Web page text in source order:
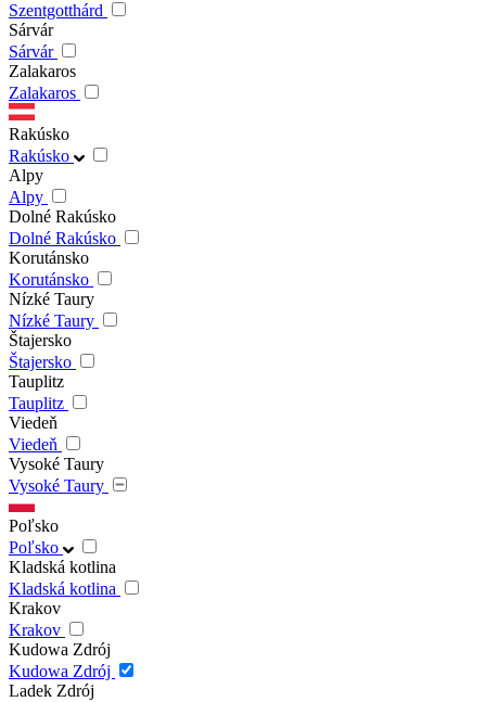
Szentgotthárd
Sárvár
Sárvár
Zalakaros
Zalakaros
Rakúsko
Rakúsko
Alpy
Alpy
Dolné Rakúsko
Dolné Rakúsko
Korutánsko
Korutánsko
Nízké Taury
Nízké Taury
Štajersko
Štajersko
Tauplitz
Tauplitz
Viedeň
Viedeň
Vysoké Taury
Vysoké Taury
Poľsko
Poľsko
Kladská kotlina
Kladská kotlina
Krakov
Krakov
Kudowa Zdrój
Kudowa Zdrój
Ladek Zdrój